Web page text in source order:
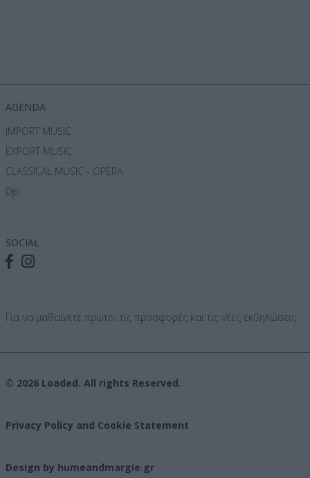
AGENDA
IMPORT MUSIC
EXPORT MUSIC
CLASSICAL MUSIC - OPERA
Djs
SOCIAL
Για να μαθαίνετε πρώτοι τις προσφορές και τις νέες εκδηλώσεις
© 2026 Loaded. All rights Reserved.
Privacy Policy and Cookie Statement
Design by humeandmargie.gr